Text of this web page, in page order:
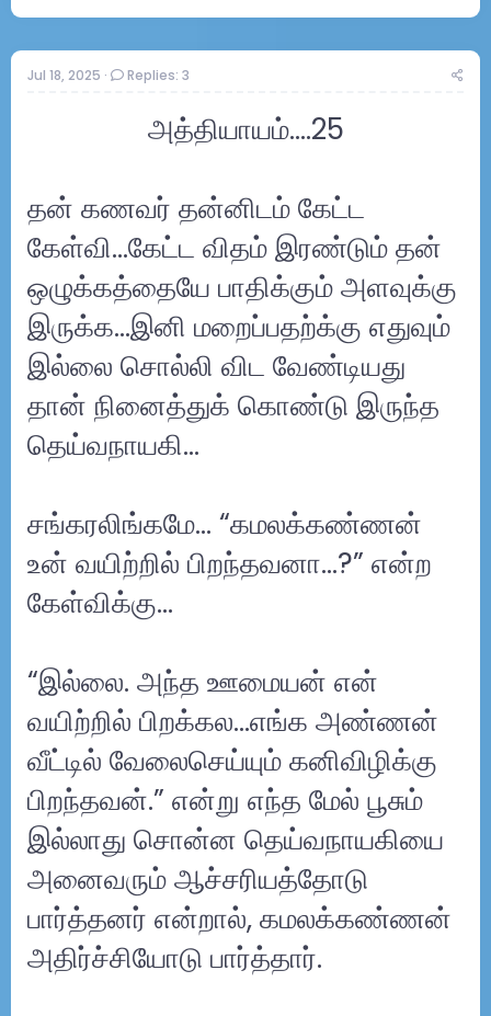
a
s
t
t
a
t
Jul 18, 2025 Replies: 3
அத்தியாயம்….25
தன் கணவர் தன்னிடம் கேட்ட
கேள்வி...கேட்ட விதம் இரண்டும் தன்
ஒழுக்கத்தையே பாதிக்கும் அளவுக்கு
இருக்க...இனி மறைப்பதற்க்கு எதுவும்
இல்லை சொல்லி விட வேண்டியது
தான் நினைத்துக் கொண்டு இருந்த
தெய்வநாயகி…
சங்கரலிங்கமே… “கமலக்கண்ணன்
உன் வயிற்றில் பிறந்தவனா…?” என்ற
கேள்விக்கு…
“இல்லை. அந்த ஊமையன் என்
வயிற்றில் பிறக்கல...எங்க அண்ணன்
வீட்டில் வேலைசெய்யும் கனிவிழிக்கு
பிறந்தவன்.” என்று எந்த மேல் பூசும்
இல்லாது சொன்ன தெய்வநாயகியை
அனைவரும் ஆச்சரியத்தோடு
பார்த்தனர் என்றால், கமலக்கண்ணன்
அதிர்ச்சியோடு பார்த்தார்.